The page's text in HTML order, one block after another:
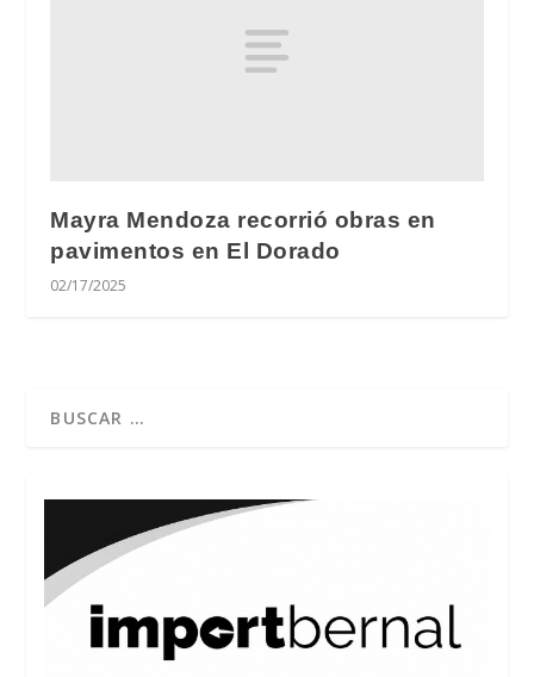
Mayra Mendoza recorrió obras en
pavimentos en El Dorado
02/17/2025